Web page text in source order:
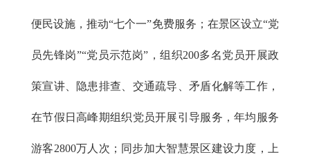
便民设施，推动“七个一”免费服务；在景区设立“党
员先锋岗”“党员示范岗”，组织200多名党员开展政
策宣讲、隐患排查、交通疏导、矛盾化解等工作，
在节假日高峰期组织党员开展引导服务，年均服务
游客2800万人次；同步加大智慧景区建设力度，上